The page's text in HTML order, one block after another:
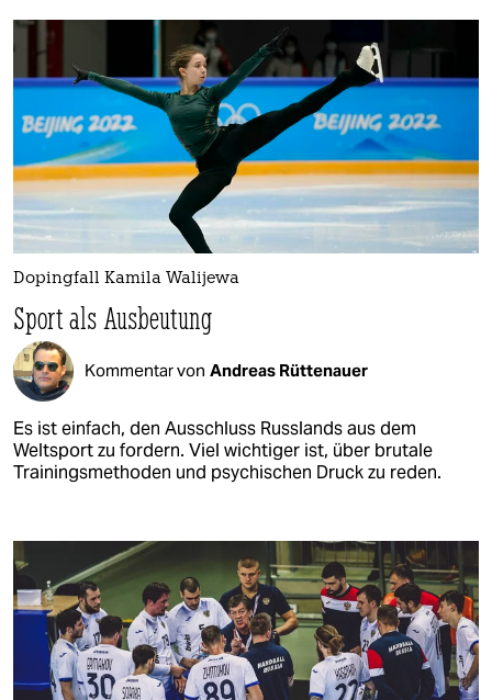
Dopingfall Kamila Walijewa
Sport als Ausbeutung
Kommentar von Andreas Rüttenauer
Es ist einfach, den Ausschluss Russlands aus dem
Weltsport zu fordern. Viel wichtiger ist, über brutale
Trainingsmethoden und psychischen Druck zu reden.